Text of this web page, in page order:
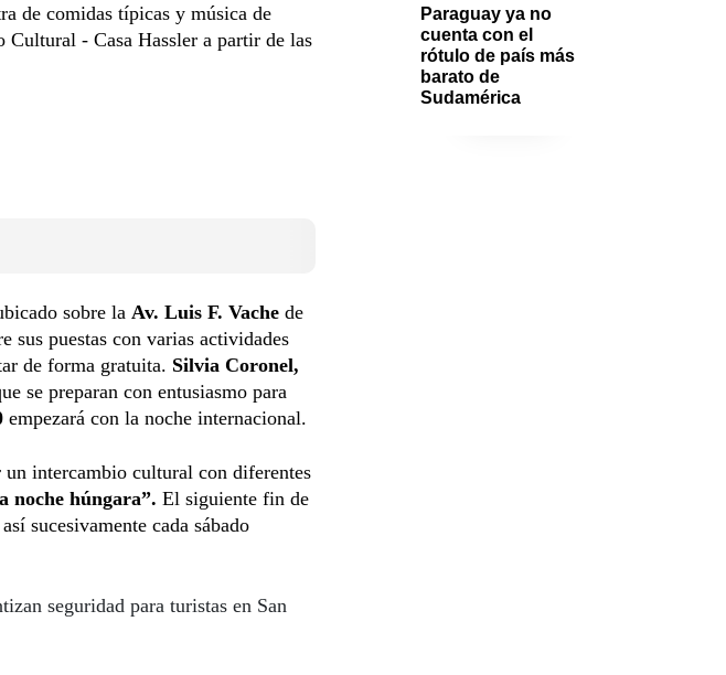
Paraguay ya no
cuenta con el
rótulo de país más
barato de
Sudamérica
de comidas típicas y música de
- Casa Hassler a partir de las
sobre la Av. Luis F. Vache de
sus puestas con varias actividades
de forma gratuita. Silvia Coronel,
se preparan con entusiasmo para
empezará con la noche internacional.
intercambio cultural con diferentes
noche húngara”. El siguiente fin de
sucesivamente cada sábado
seguridad para turistas en San